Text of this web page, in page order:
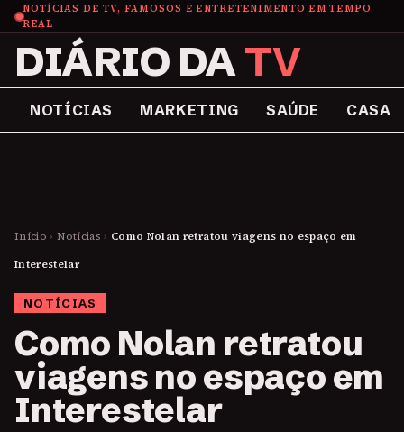
NOTÍCIAS DE TV, FAMOSOS E ENTRETENIMENTO EM TEMPO
REAL
DIÁRIO DATV
NOTÍCIAS MARKETING SAÚDE CASA
Início › Notícias › Como Nolan retratou viagens no espaço em
Interestelar
NOTÍCIAS
Como Nolan retratou
viagens no espaço em
Interestelar